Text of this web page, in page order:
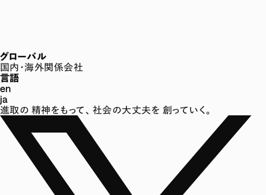
グローバル
国内・海外関係会社
言語
en
ja
進取の 精神をもって、 社会の大丈夫を 創っていく。